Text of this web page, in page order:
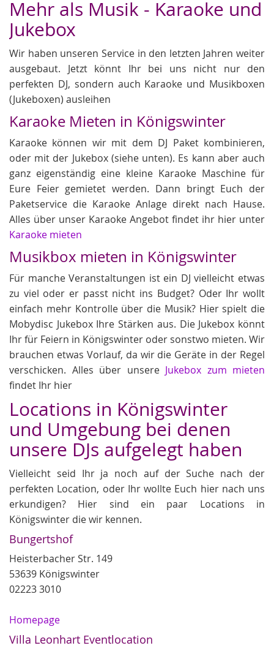
Mehr als Musik - Karaoke und
Jukebox
Wir haben unseren Service in den letzten Jahren weiter
ausgebaut. Jetzt könnt Ihr bei uns nicht nur den
perfekten DJ, sondern auch Karaoke und Musikboxen
(Jukeboxen) ausleihen
Karaoke Mieten in Königswinter
Karaoke können wir mit dem DJ Paket kombinieren,
oder mit der Jukebox (siehe unten). Es kann aber auch
ganz eigenständig eine kleine Karaoke Maschine für
Eure Feier gemietet werden. Dann bringt Euch der
Paketservice die Karaoke Anlage direkt nach Hause.
Alles über unser Karaoke Angebot findet ihr hier unter
Karaoke mieten
Musikbox mieten in Königswinter
Für manche Veranstaltungen ist ein DJ vielleicht etwas
zu viel oder er passt nicht ins Budget? Oder Ihr wollt
einfach mehr Kontrolle über die Musik? Hier spielt die
Mobydisc Jukebox Ihre Stärken aus. Die Jukebox könnt
Ihr für Feiern in Königswinter oder sonstwo mieten. Wir
brauchen etwas Vorlauf, da wir die Geräte in der Regel
verschicken. Alles über unsere Jukebox zum mieten
findet Ihr hier
Locations in Königswinter
und Umgebung bei denen
unsere DJs aufgelegt haben
Vielleicht seid Ihr ja noch auf der Suche nach der
perfekten Location, oder Ihr wollte Euch hier nach uns
erkundigen? Hier sind ein paar Locations in
Königswinter die wir kennen.
Bungertshof
Heisterbacher Str. 149
53639 Königswinter
02223 3010
Homepage
Villa Leonhart Eventlocation